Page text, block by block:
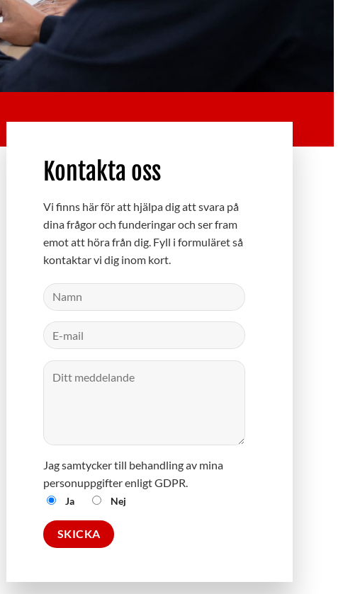
Kontakta oss
Vi finns här för att hjälpa dig att svara på
dina frågor och funderingar och ser fram
emot att höra från dig. Fyll i formuläret så
kontaktar vi dig inom kort.
Jag samtycker till behandling av mina
personuppgifter enligt GDPR.
Ja Nej